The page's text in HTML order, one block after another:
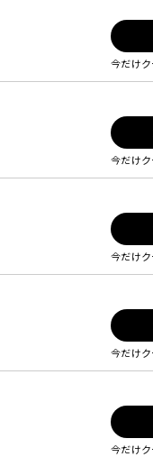
今だけ
今だけ
今だけ
今だけ
今だけ